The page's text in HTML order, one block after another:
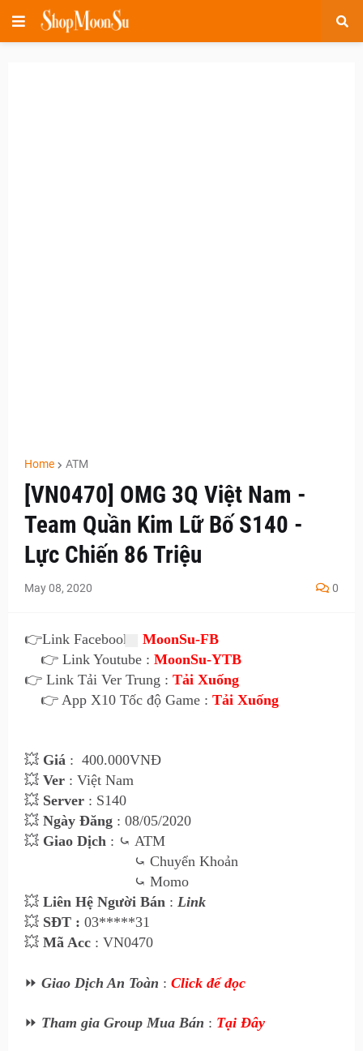
Home ATM
[VN0470] OMG 3Q Việt Nam -
Team Quần Kim Lữ Bố S140 -
Lực Chiến 86 Triệu
May 08, 2020 0
👉Link Facebook : MoonSu-FB
👉 Link Youtube : MoonSu-YTB
👉 Link Tải Ver Trung : Tải Xuống
👉 App X10 Tốc độ Game : Tải Xuống
💥 Giá : 400.000VNĐ
💥 Ver : Việt Nam
💥 Server : S140
💥 Ngày Đăng : 08/05/2020
💥 Giao Dịch : ⤿ ATM
⤿ Chuyển Khoản
⤿ Momo
💥 Liên Hệ Người Bán : Link
💥 SĐT : 03*****31
💥 Mã Acc : VN0470
⏩ Giao Dịch An Toàn : Click để đọc
⏩ Tham gia Group Mua Bán : Tại Đây